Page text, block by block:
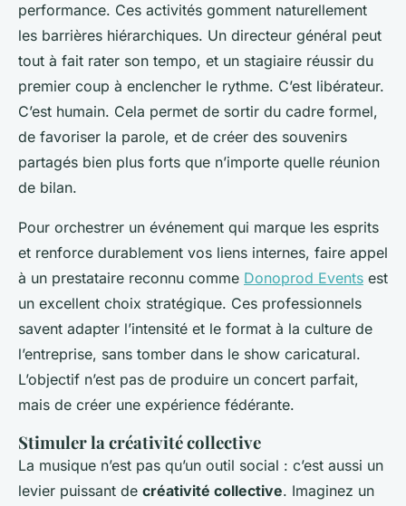
performance. Ces activités gomment naturellement
les barrières hiérarchiques. Un directeur général peut
tout à fait rater son tempo, et un stagiaire réussir du
premier coup à enclencher le rythme. C’est libérateur.
C’est humain. Cela permet de sortir du cadre formel,
de favoriser la parole, et de créer des souvenirs
partagés bien plus forts que n’importe quelle réunion
de bilan.
Pour orchestrer un événement qui marque les esprits
et renforce durablement vos liens internes, faire appel
à un prestataire reconnu comme Donoprod Events est
un excellent choix stratégique. Ces professionnels
savent adapter l’intensité et le format à la culture de
l’entreprise, sans tomber dans le show caricatural.
L’objectif n’est pas de produire un concert parfait,
mais de créer une expérience fédérante.
Stimuler la créativité collective
La musique n’est pas qu’un outil social : c’est aussi un
levier puissant de créativité collective. Imaginez un